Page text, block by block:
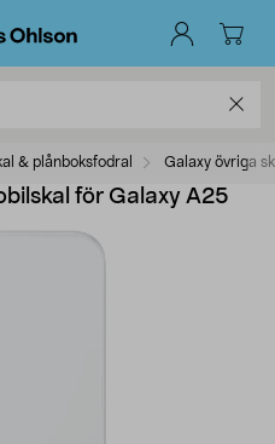
& plånboksfodral Galaxy övriga
för Galaxy A25